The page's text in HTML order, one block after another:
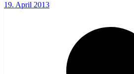
19. April 2013